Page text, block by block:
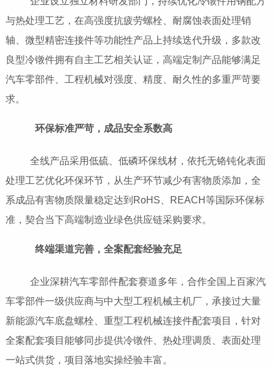
与热处理工艺，在高强度抗疲劳螺栓、耐腐蚀表面处理销
轴、微型精密连接件等功能性产品上持续迭代升级，多款改
良型冷镦件拥有自主工艺相关认证，高端定制产品能够满足
汽车零部件、工程机械对强度、精度、耐久性的多重严苛要
求。
环保标准严苛，成品安全系数高
全线产品采用低硫、低磷环保线材，依托无铬钝化表面
处理工艺优化环保环节，从生产环节减少有害物质添加，全
系成品有害物质限量稳定达到RoHS、REACH等国际环保标
准，契合当下高端制造业绿色供应链采购要求。
终端渠道完善，全案配套经验充足
企业深耕汽车零部件配套赛道多年，合作全国上百家汽
车零部件一级供应商与中大型工程机械主机厂，承接过大量
新能源汽车底盘螺栓、重型工程机械连接件配套项目，针对
全案配套项目能够同步提供冷镦件、热处理调质、表面处理
一站式供货，项目落地实操经验丰富。